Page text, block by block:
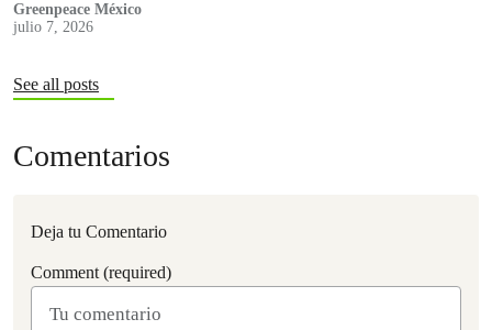
Greenpeace México
julio 7, 2026
See all posts
Comentarios
Deja tu Comentario
Comment (required)